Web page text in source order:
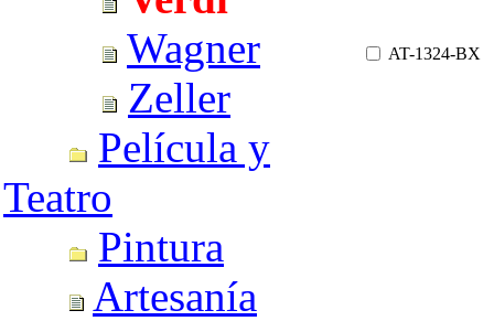
Wagner
Zeller
Película y
Teatro
Pintura
Artesanía
AT-1324-BX